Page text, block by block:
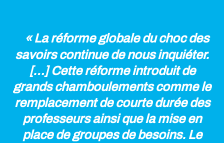
« La réforme globale du choc des
savoirs continue de nous inquiéter.
[…] Cette réforme introduit de
grands chamboulements comme le
remplacement de courte durée des
professeurs ainsi que la mise en
place de groupes de besoins. Le